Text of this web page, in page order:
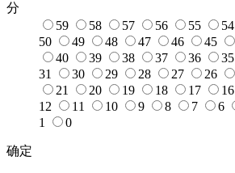
分
59
58 57 56 55 54
50
49 48 47 46 45
40
39 38 37 36 35
31
30 29 28 27 26
21
20 19 18 17 16
12
11 10 9 8 7 6
1
0
确定